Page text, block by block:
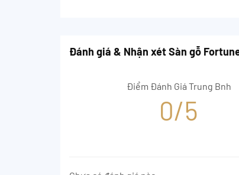
Đánh giá & Nhận xét Sàn gỗ
Điểm Đánh Giá Trung Bnh
0/5